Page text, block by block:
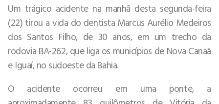
Um trágico acidente na manhã desta segunda-feira
(22) tirou a vida do dentista Marcus Aurélio Medeiros
dos Santos Filho, de 30 anos, em um trecho da
rodovia BA-262, que liga os municípios de Nova Canaã
e Iguaí, no sudoeste da Bahia.
O acidente ocorreu em uma ponte, a